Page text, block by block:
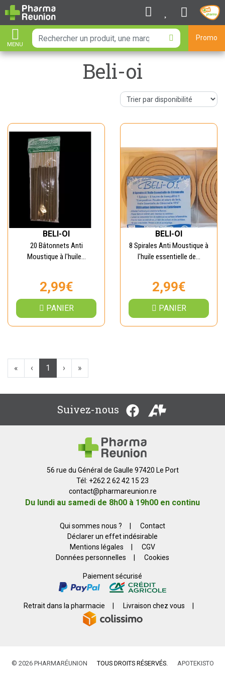
MENU
AFFICHER LA NAVIGATION
Promo
Beli-oi
BELI-OI
20 Bâtonnets Anti
Moustique à l'huile...
2,99€
PANIER
BELI-OI
8 Spirales Anti Moustique à
l'huile essentielle de...
2,99€
PANIER
« ‹ 1 › »
Suivez-nous
56 rue du Général de Gaulle 97420 Le Port
Tél: +262 2 62 42 15 23
contact@pharmareunion.re
Du lundi au samedi de 8h00 à 19h00 en continu
Qui sommes nous ?
Contact
Déclarer un effet indésirable
Mentions légales
CGV
Données personnelles
Cookies
Paiement sécurisé
Retrait dans la pharmacie Livraison chez vous
© 2026 PHARMARÉUNION TOUS DROITS RÉSERVÉS. APOTEKISTO